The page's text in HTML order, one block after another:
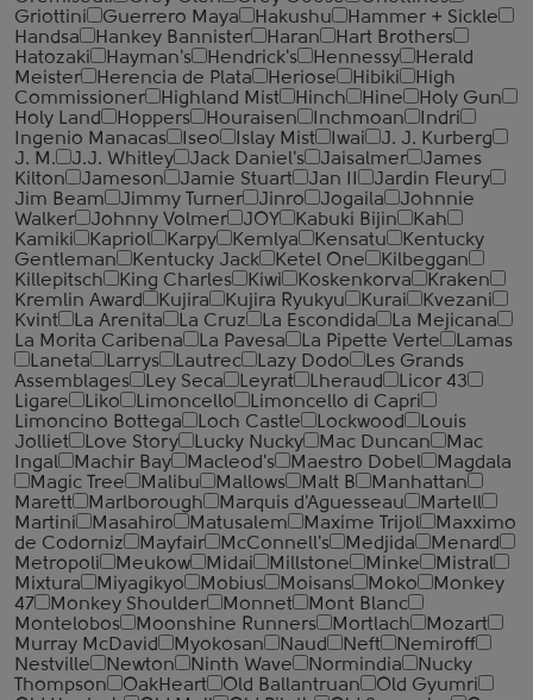
Griottini
Guerrero Maya Hakushu
Hammer + Sickle
Handsa
Hankey Bannister Haran
Hart Brothers
Hatozaki
Hayman's Hendrick's Hennessy
Herald
Meister
Herencia de Plata Heriose Hibiki
High
Commissioner
Highland Mist Hinch Hine
Holy Gun
Holy Land
Hoppers Houraisen Inchmoan
Indri
Ingenio Manacas
Iseo Islay Mist Iwai
J. J. Kurberg
J. M.
J.J. Whitley Jack Daniel's Jaisalmer
James
Kilton
Jameson Jamie Stuart Jan II
Jardin Fleury
Jim Beam
Jimmy Turner Jinro Jogaila
Johnnie
Walker
Johnny Volmer JOY Kabuki Bijin
Kah
Kamiki
Kapriol Karpy Kemlya Kensatu
Kentucky
Gentleman
Kentucky Jack Ketel One
Kilbeggan
Killepitsch
King Charles Kiwi Koskenkorva
Kraken
Kremlin Award
Kujira Kujira Ryukyu Kurai
Kvezani
Kvint
La Arenita La Cruz La Escondida
La Mejicana
La Morita Caribena
La Pavesa La Pipette Verte
Lamas
Laneta
Larrys Lautrec Lazy Dodo
Les Grands
Assemblages
Ley Seca Leyrat Lheraud
Licor 43
Ligare
Liko Limoncello
Limoncello di Capri
Limoncino Bottega
Loch Castle Lockwood
Louis
Jolliet
Love Story Lucky Nucky Mac Duncan
Mac
Ingal
Machir Bay Macleod's Maestro Dobel
Magdala
Magic Tree
Malibu Mallows Malt B
Manhattan
Marett
Marlborough Marquis d'Aguesseau
Martell
Martini
Masahiro Matusalem Maxime Trijol
Maxximo
de Codorniz
Mayfair McConnell's Medjida
Menard
Metropoli
Meukow Midai Millstone Minke
Mistral
Mixtura
Miyagikyo Mobius Moisans Moko
Monkey
47
Monkey Shoulder Monnet
Mont Blanc
Montelobos
Moonshine Runners Mortlach
Mozart
Murray McDavid
Myokosan Naud Neft
Nemiroff
Nestville
Newton Ninth Wave Normindia
Nucky
Thompson
OakHeart Old Ballantruan
Old Gyumri